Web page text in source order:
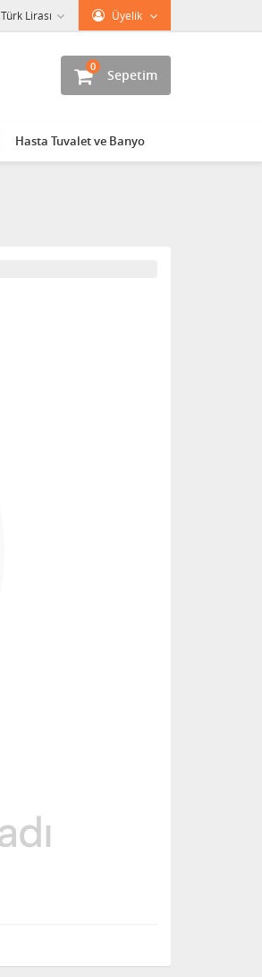
Üyelik
Türk Lirası
Sepetim
0
Hasta Tuvalet ve Banyo